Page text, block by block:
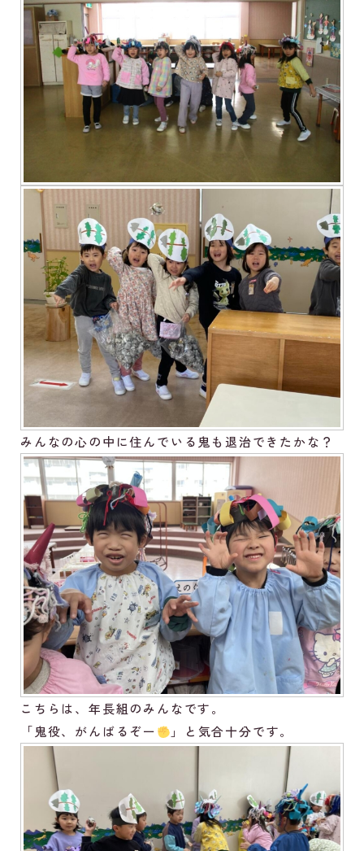
みんなの心の中に住んでいる鬼も退治できたかな？
こちらは、年長組のみんなです。
「鬼役、がんばるぞー
」と気合十分です。